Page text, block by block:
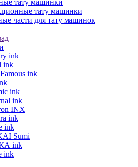
тату машинки
тату машинки
части для тату машинок
ink
ink
ink
ink
ink
INX
ink
ink
Sumi
ink
ink